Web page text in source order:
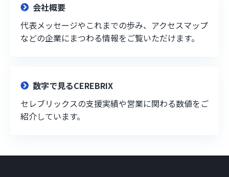
会社概要
代表メッセージやこれまでの歩み、アクセスマップ
などの企業にまつわる情報をご覧いただけます。
数字で見るCEREBRIX
セレブリックスの支援実績や営業に関わる数値をご
紹介しています。